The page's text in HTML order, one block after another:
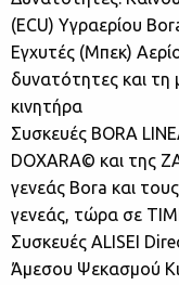
(ECU) Υγραερίου
Εγχυτές (Μπεκ)
δυνατότητες και τη
κινητήρα
Συσκευές BORA
DOXARA© και της
γενεάς Bora και
γενεάς, τώρα σε
Συσκευές ALISEI
Άμεσου Ψεκασμού